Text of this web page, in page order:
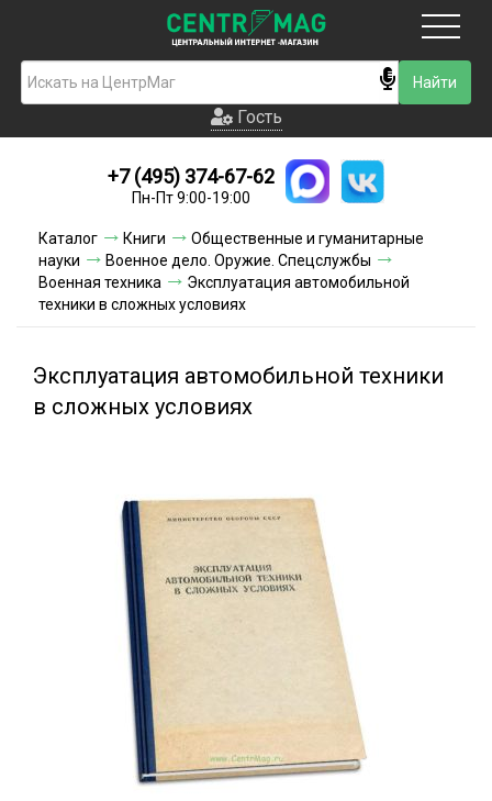
Гость
Новинки
Условия доставки
Условия оплаты
Акции и скидки
Гость
+7 (495) 374-67-62
Пн-Пт 9:00-19:00
Каталог Книги
Общественные и гуманитарные
науки
Военное дело. Оружие. Спецслужбы
Военная техника
Эксплуатация автомобильной
техники в сложных условиях
Эксплуатация автомобильной техники
в сложных условиях